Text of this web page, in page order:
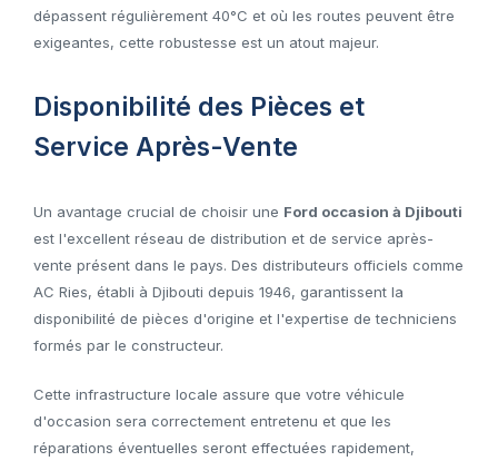
dépassent régulièrement 40°C et où les routes peuvent être
exigeantes, cette robustesse est un atout majeur.
Disponibilité des Pièces et
Service Après-Vente
Un avantage crucial de choisir une Ford occasion à Djibouti
est l'excellent réseau de distribution et de service après-
vente présent dans le pays. Des distributeurs officiels comme
AC Ries, établi à Djibouti depuis 1946, garantissent la
disponibilité de pièces d'origine et l'expertise de techniciens
formés par le constructeur.
Cette infrastructure locale assure que votre véhicule
d'occasion sera correctement entretenu et que les
réparations éventuelles seront effectuées rapidement,